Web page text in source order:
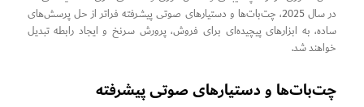
در سال 2025، چت‌بات‌ها و دستیارهای صوتی پیشرفته فراتر از حل پرسش‌های
ساده، به ابزارهای پیچیده‌ای برای فروش، پرورش سرنخ و ایجاد رابطه تبدیل
خواهند شد.
چت‌بات‌ها و دستیارهای صوتی پیشرفته